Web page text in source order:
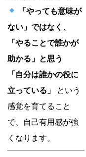
「やっても意味が
ない」ではなく、
「やることで誰かが
助かる」と思う
「自分は誰かの役に
立っている」
という
感覚を育てること
で、自己有用感が強
くなります。